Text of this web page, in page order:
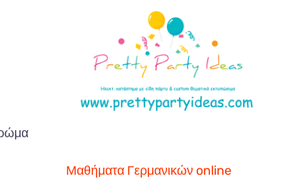
Μαθήματα Γερμανικών online